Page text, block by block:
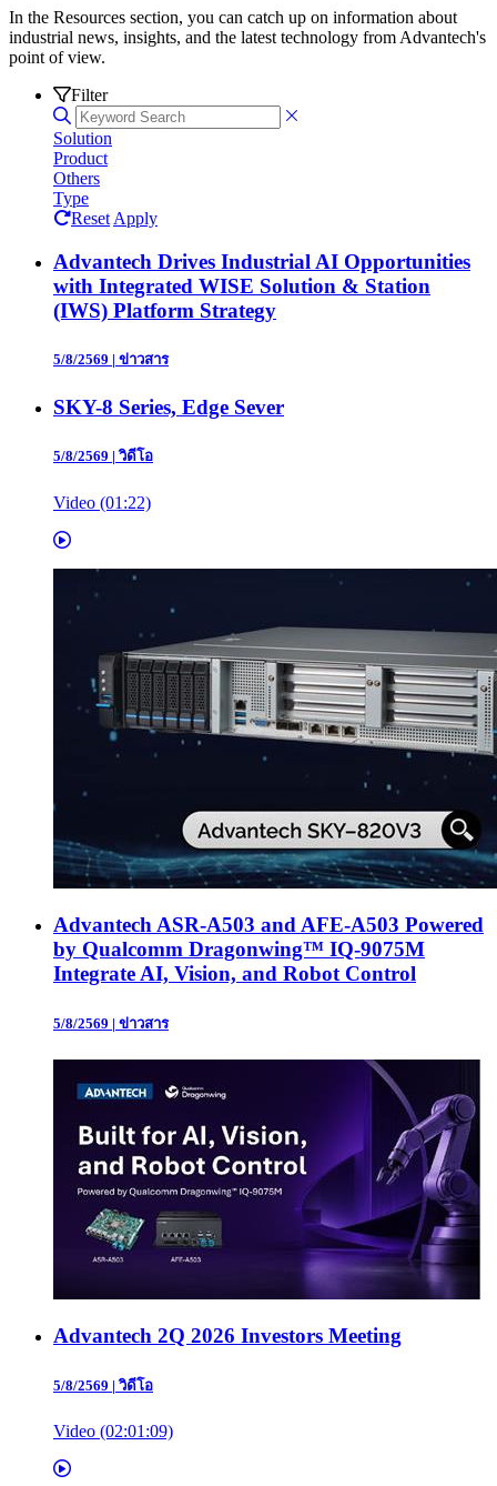
In the Resources section, you can catch up on information about
industrial news, insights, and the latest technology from Advantech's
point of view.
Filter
Solution
Product
Others
Type
Reset Apply
Advantech Drives Industrial AI Opportunities
with Integrated WISE Solution & Station
(IWS) Platform Strategy
5/8/2569 | ข่าวสาร
SKY-8 Series, Edge Sever
5/8/2569 |วิดีโอ
Video (01:22)
Advantech ASR-A503 and AFE-A503 Powered
by Qualcomm Dragonwing™ IQ-9075M
Integrate AI, Vision, and Robot Control
5/8/2569 | ข่าวสาร
Advantech 2Q 2026 Investors Meeting
5/8/2569 |วิดีโอ
Video (02:01:09)